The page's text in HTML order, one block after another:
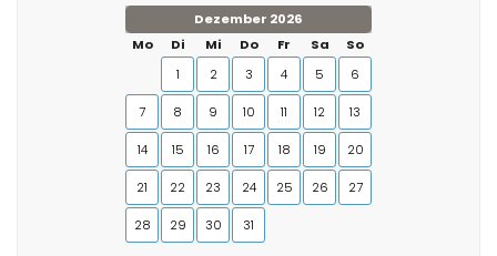
Dezember 2026
Mo
Di Mi Do Fr Sa
So
1
2 3 4 5 6
7 8 9 10 11 12 13
14 15 16 17 18 19 20
21 22 23 24 25 26 27
28 29 30 31